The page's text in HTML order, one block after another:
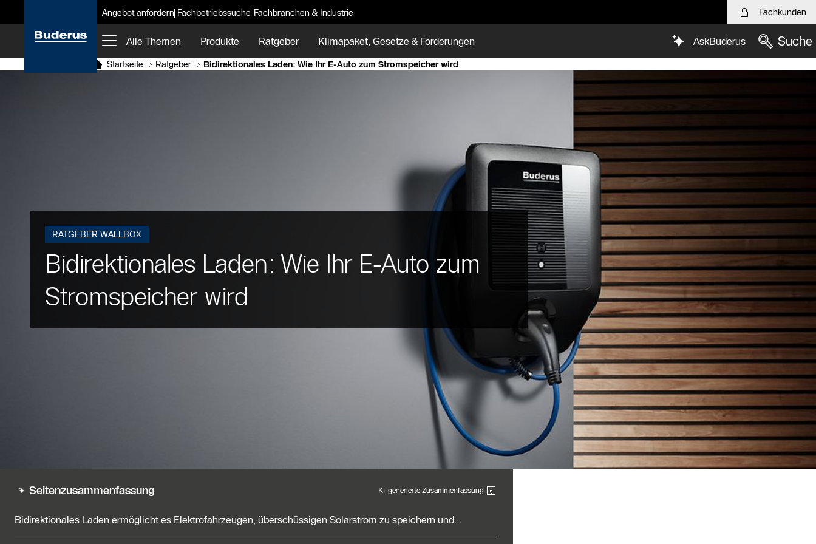
Angebot anfordern Fachbetriebssuche Fachbranchen & Industrie Fachkunden
Alle Themen Produkte Ratgeber Klimapaket, Gesetze & Förderungen AskBuderus Suche
Startseite Ratgeber Bidirektionales Laden: Wie Ihr E-Auto zum Stromspeicher wird
RATGEBER WALLBOX
Bidirektionales Laden: Wie Ihr E-Auto zum
Stromspeicher wird
Seitenzusammenfassung KI-generierte Zusammenfassung
Bidirektionales Laden ermöglicht es Elektrofahrzeugen, überschüssigen Solarstrom zu speichern und...